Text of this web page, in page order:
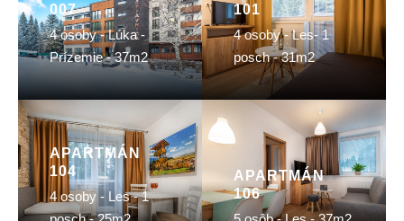
007
4 osoby - Lúka -
Prízemie - 37m2
101
4 osoby - Les- 1
posch - 31m2
APARTMÁN
104
4 osoby - Les - 1
APARTMÁN
106